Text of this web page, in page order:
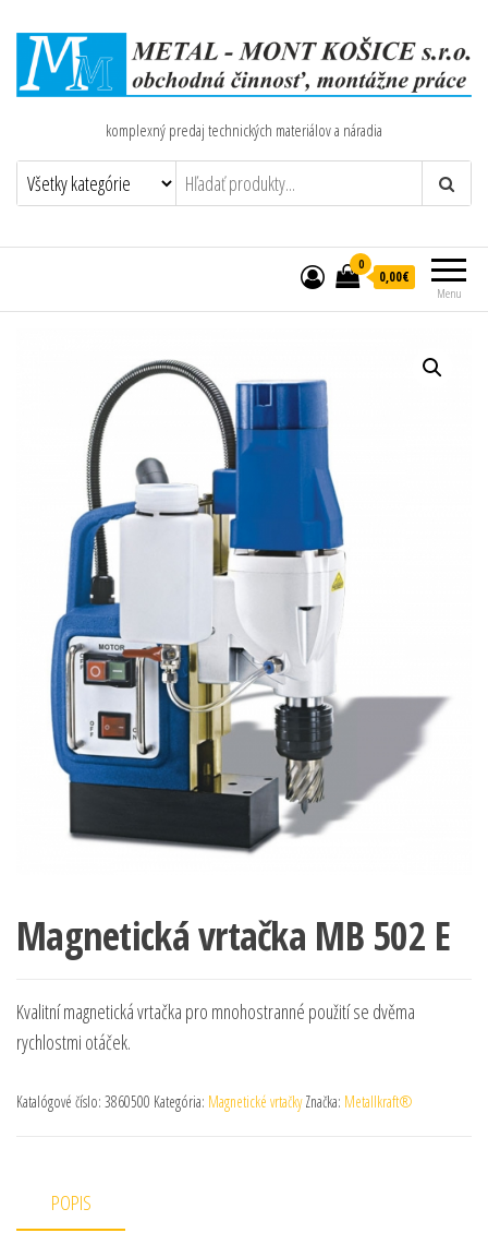
komplexný predaj technických materiálov a náradia
Menu
0
0,00€
Magnetická vrtačka MB 502 E
Kvalitní magnetická vrtačka pro mnohostranné použití se dvěma
rychlostmi otáček.
Katalógové číslo: 3860500 Kategória: Magnetické vrtačky Značka: Metallkraft®
POPIS